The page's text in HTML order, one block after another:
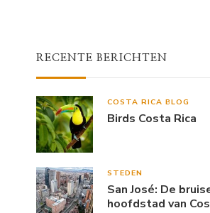
RECENTE BERICHTEN
COSTA RICA BLOG
Birds Costa Rica
STEDEN
San José: De
hoofdstad van